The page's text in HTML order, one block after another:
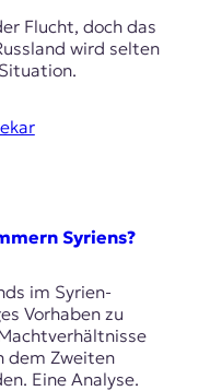
Flucht, doch das
wird selten
Syriens?
im Syrien-
Vorhaben zu
dem Zweiten
Eine Analyse.